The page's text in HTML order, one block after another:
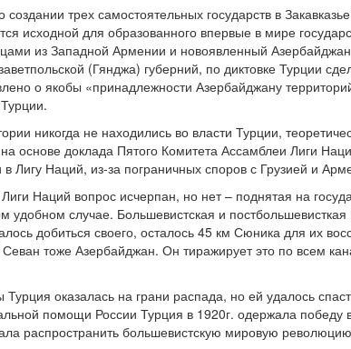
трех самостоятельных государств в
исходной для образованного впервые в мире
из Западной Армении и новоявленный
(Гянджа) губерний, по диктовке Турции
о якобы «принадлежности Азербайджану
никогда не находились во власти Турции,
основе доклада Пятого Комитета Ассамблеи Лиги
Лигу Наций, из-за пограничных споров с Грузией и
Наций вопрос исчерпан, но нет – поднятая на
удобном случае. Большевистская и
добиться своего, осталось 45 км Сюника для их
тоже Азербайджан. Он тиражирует это по всем
оказалась на грани распада, но ей удалось
помощи России Турция в 1920г. одержала победу
распространить большевистскую мировую